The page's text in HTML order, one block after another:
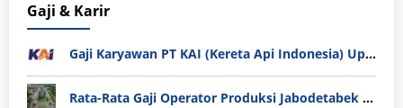
Gaji & Karir
Gaji Karyawan PT KAI (Kereta Api Indonesia) Update 2025
Rata-Rata Gaji Operator Produksi Jabodetabek 2025: Bedah Tuntas UMK, Lemburan, dan Realita Hidup Buruh